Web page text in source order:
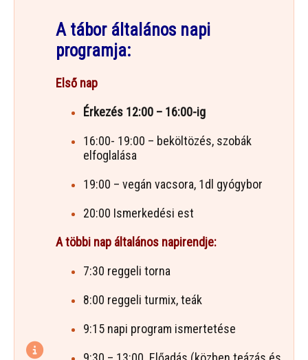
A tábor általános napi
programja:
Első nap
Érkezés 12:00 – 16:00-ig
16:00- 19:00 – beköltözés, szobák
elfoglalása
19:00 – vegán vacsora, 1dl gyógybor
20:00 Ismerkedési est
A többi nap általános napirendje:
7:30 reggeli torna
8:00 reggeli turmix, teák
9:15 napi program ismertetése